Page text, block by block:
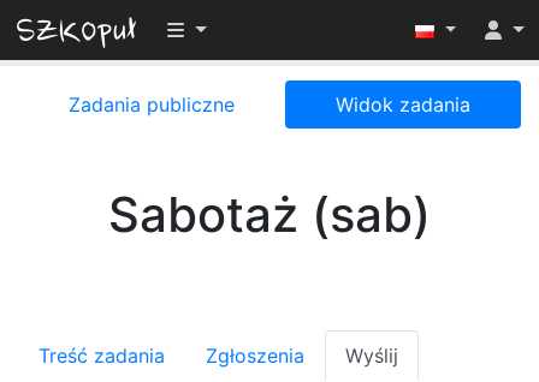
Przełącz widoczność menu
Zadania publiczne Widok zadania
Sabotaż (sab)
Treść zadania Zgłoszenia Wyślij